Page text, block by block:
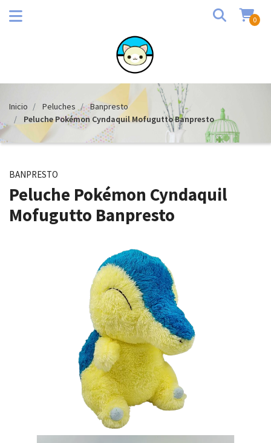
0
Inicio Peluches
Banpresto
Peluche Pokémon Cyndaquil Mofugutto Banpresto
BANPRESTO
Peluche Pokémon Cyndaquil
Mofugutto Banpresto